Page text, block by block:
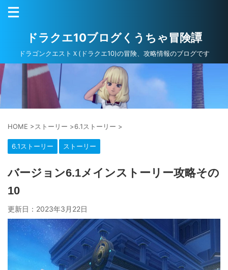
ドラクエ10ブログくうちゃ冒険譚
ドラゴンクエストＸ(ドラクエ10)の冒険、攻略情報のブログです
HOME >ストーリー >6.1ストーリー >
6.1ストーリー ストーリー
バージョン6.1メインストーリー攻略その
10
更新日： 2023年3月22日